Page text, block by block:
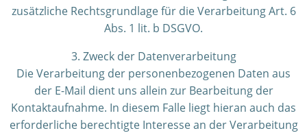
zusätzliche Rechtsgrundlage für die Verarbeitung Art. 6
Abs. 1 lit. b DSGVO.
3. Zweck der Datenverarbeitung
Die Verarbeitung der personenbezogenen Daten aus
der E-Mail dient uns allein zur Bearbeitung der
Kontaktaufnahme. In diesem Falle liegt hieran auch das
erforderliche berechtigte Interesse an der Verarbeitung